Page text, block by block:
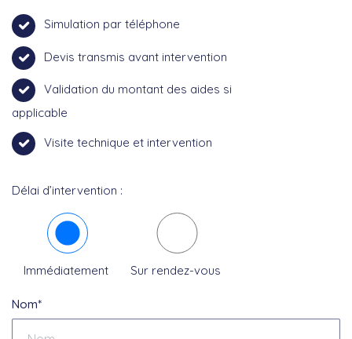
Simulation par téléphone
Devis transmis avant intervention
Validation du montant des aides si
applicable
Visite technique et intervention
Délai d’intervention :
Immédiatement Sur rendez-vous
Nom*